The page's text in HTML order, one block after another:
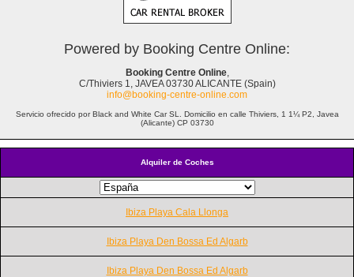
Alquiler de Coches
Ibiza Playa Cala Llonga
Ibiza Playa Den Bossa Ed Algarb
Ibiza Playa Den Bossa Ed Algarb
Powered by Booking Centre Online:
Booking Centre Online,
C/Thiviers 1, JAVEA 03730 ALICANTE (Spain)
info@booking-centre-online.com
Servicio ofrecido por Black and White Car SL. Domicilio en calle Thiviers, 1 1¼ P2, Javea
(Alicante) CP 03730